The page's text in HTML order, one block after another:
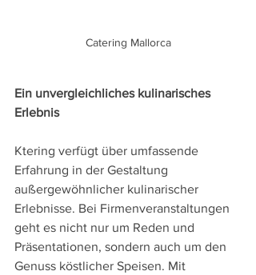
Catering Mallorca
Ein unvergleichliches kulinarisches
Erlebnis
Ktering verfügt über umfassende
Erfahrung in der Gestaltung
außergewöhnlicher kulinarischer
Erlebnisse. Bei Firmenveranstaltungen
geht es nicht nur um Reden und
Präsentationen, sondern auch um den
Genuss köstlicher Speisen. Mit